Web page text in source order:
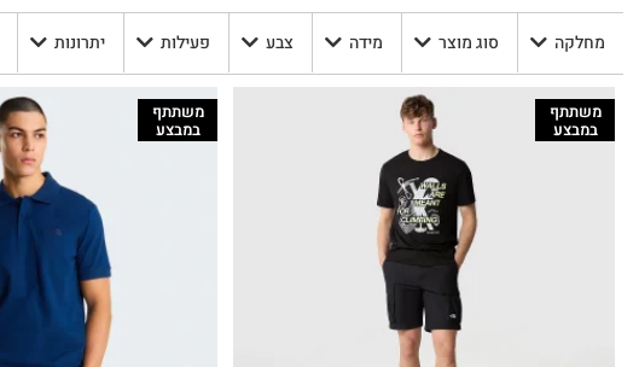
מחלקה סוג מוצר מידה צבע פעילות יתרונות
משתתף
במבצע
משתתף
במבצע